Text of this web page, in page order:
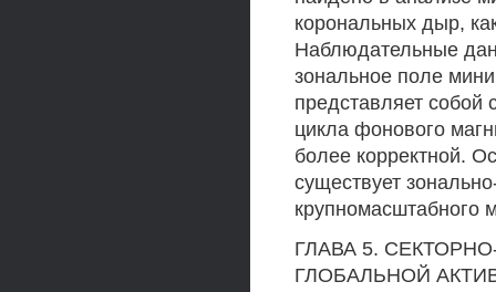
корональных дыр,
Наблюдательные
зональное поле
представляет
цикла фонового
более корректной.
существует
крупномасштабного
ГЛАВА 5.
ГЛОБАЛЬНОЙ